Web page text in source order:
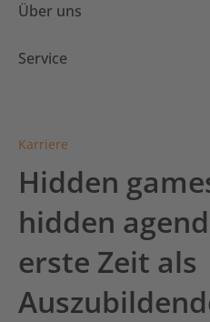
Über uns
Service
Karriere
Hidden
hidden
erste Zeit als